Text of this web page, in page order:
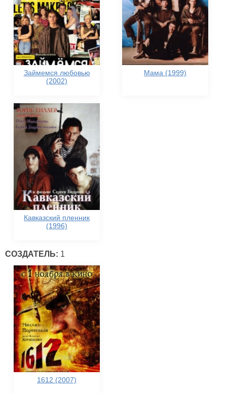
Займемся любовью
(2002)
Мама (1999)
Кавказский пленник
(1996)
СОЗДАТЕЛЬ: 1
1612 (2007)